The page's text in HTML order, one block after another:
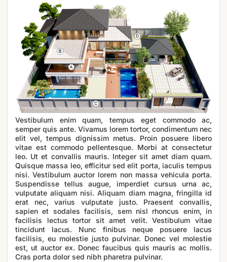
Vestibulum enim quam, tempus eget commodo ac,
semper quis ante. Vivamus lorem tortor, condimentum nec
elit vel, tempus dignissim metus. Proin posuere libero
vitae est commodo pellentesque. Morbi at consectetur
leo. Ut et convallis mauris. Integer sit amet diam quam.
Quisque massa leo, efficitur sed elit porta, iaculis tempus
nisi. Vestibulum auctor lorem non massa vehicula porta.
Suspendisse tellus augue, imperdiet cursus urna ac,
vulputate aliquam nisi. Aliquam diam magna, fringilla id
erat nec, varius vulputate justo. Praesent convallis,
sapien et sodales facilisis, sem nisl rhoncus enim, in
facilisis lectus tortor sit amet velit. Vestibulum vitae
tincidunt lacus. Nunc finibus neque posuere lacus
facilisis, eu molestie justo pulvinar. Donec vel molestie
est, ut auctor ex. Donec faucibus quis mauris ac mollis.
Cras porta dolor sed nibh pharetra pulvinar.